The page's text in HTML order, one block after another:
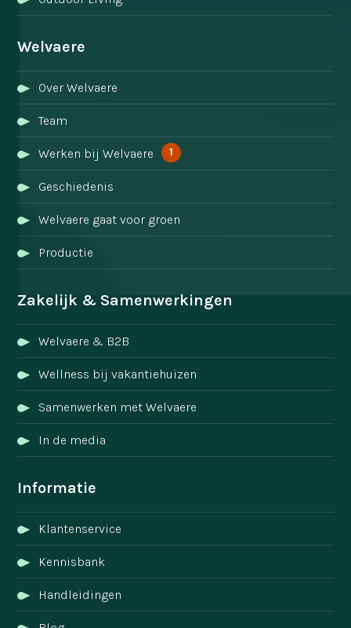
Welvaere
Over Welvaere
Team
Werken bij Welvaere 1
Geschiedenis
Welvaere gaat voor groen
Productie
Zakelijk & Samenwerkingen
Welvaere & B2B
Wellness bij vakantiehuizen
Samenwerken met Welvaere
In de media
Informatie
Klantenservice
Kennisbank
Handleidingen